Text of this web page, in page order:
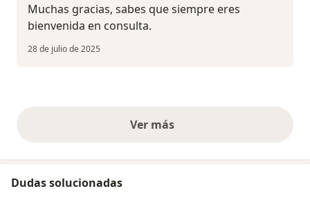
Muchas gracias, sabes que siempre eres
bienvenida en consulta.
28 de julio de 2025
Ver másopiniones anteriores
Dudas solucionadas